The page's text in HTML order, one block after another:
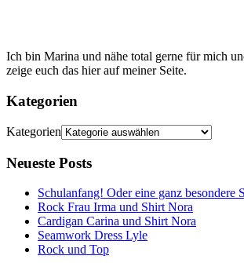
Ich bin Marina und nähe total gerne für mich
zeige euch das hier auf meiner Seite.
Kategorien
Kategorien
Neueste Posts
Schulanfang! Oder eine ganz besondere
Rock Frau Irma und Shirt Nora
Cardigan Carina und Shirt Nora
Seamwork Dress Lyle
Rock und Top